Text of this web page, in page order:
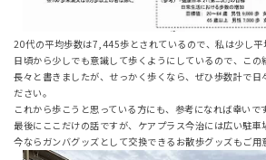
20代の平均歩数は7,445歩とされているので、私は少し平
日頃から少しでも意識して歩くようにしているので、この
長々と書きましたが、せっかく歩くなら、ぜひ歩数計で日
ださい。
これから歩こうと思っている方にも、参考になれば幸いで
最後にここだけの話ですが、ケアプラス今治には広い駐車
今ならガンバグッズとして交換できるお散歩グッズもご用